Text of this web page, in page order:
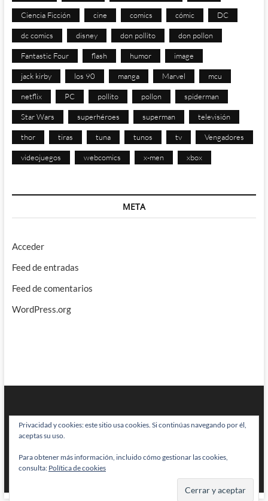
Ciencia Ficción cine comics cómic DC
dc comics disney don pollito don pollon
Fantastic Four flash humor image
jack kirby los 90 manga Marvel mcu
netflix PC pollito pollon spiderman
Star Wars superhéroes superman televisión
thor tiras tuna tunos tv Vengadores
videojuegos webcomics x-men xbox
META
Acceder
Feed de entradas
Feed de comentarios
WordPress.org
BRAINSTOMPING| Diseñado por:Theme Freesia|WordPress| © Todos
los derechos reservados
Privacidad y cookies: este sitio usa cookies. Si continúas navegando por él,
aceptas su uso.
Para obtener más información, incluido cómo gestionar las cookies,
consulta: Política de cookies